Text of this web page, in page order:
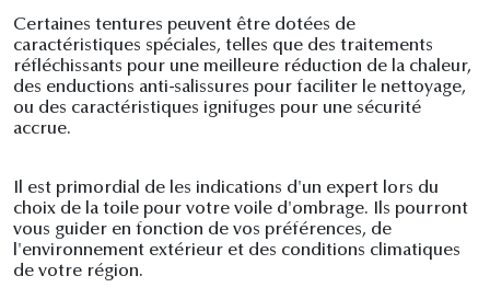
Certaines tentures peuvent être dotées de
caractéristiques spéciales, telles que des traitements
réfléchissants pour une meilleure réduction de la chaleur,
des enductions anti-salissures pour faciliter le nettoyage,
ou des caractéristiques ignifuges pour une sécurité
accrue.
Il est primordial de les indications d'un expert lors du
choix de la toile pour votre voile d'ombrage. Ils pourront
vous guider en fonction de vos préférences, de
l'environnement extérieur et des conditions climatiques
de votre région.